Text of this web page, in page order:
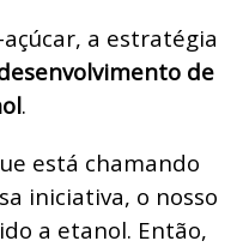
a estratégia
de
.
está chamando
iniciativa, o nosso
a etanol. Então,